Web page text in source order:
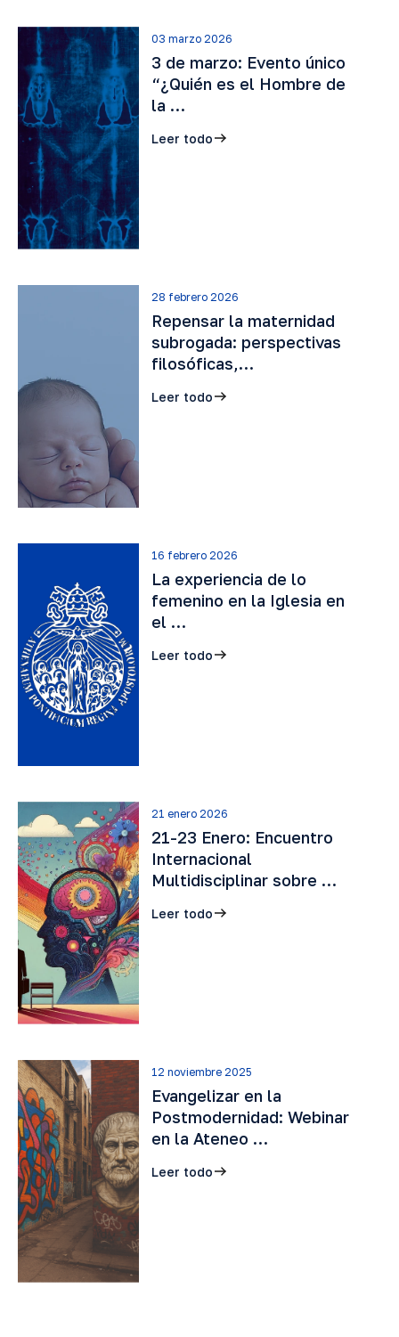
03 marzo 2026
3 de marzo: Evento único
“¿Quién es el Hombre de
la …
Leer todo
28 febrero 2026
Repensar la maternidad
subrogada: perspectivas
filosóficas,…
Leer todo
16 febrero 2026
La experiencia de lo
femenino en la Iglesia en
el …
Leer todo
21 enero 2026
21-23 Enero: Encuentro
Internacional
Multidisciplinar sobre …
Leer todo
12 noviembre 2025
Evangelizar en la
Postmodernidad: Webinar
en la Ateneo …
Leer todo